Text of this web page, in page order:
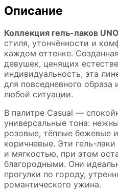
Описание
Коллекция гель-лаков UNO
стиля, утончённости и
каждом оттенке.
девушек, ценящих
индивидуальность, эта
для повседневного образа
любой ситуации.
В палитре Casual —
универсальные тона:
розовые, тёплые бежевые
коричневые. Эти гель-
и мягкостью, при этом
благородными. Они
прогулки по городу,
романтического ужина.